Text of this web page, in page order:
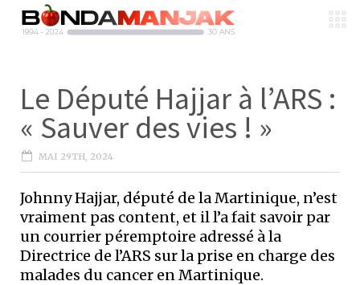
Le Député Hajjar à l’ARS :
« Sauver des vies ! »
MAI 29TH, 2024
Johnny Hajjar, député de la Martinique, n’est
vraiment pas content, et il l’a fait savoir par
un courrier péremptoire adressé à la
Directrice de l’ARS sur la prise en charge des
malades du cancer en Martinique.